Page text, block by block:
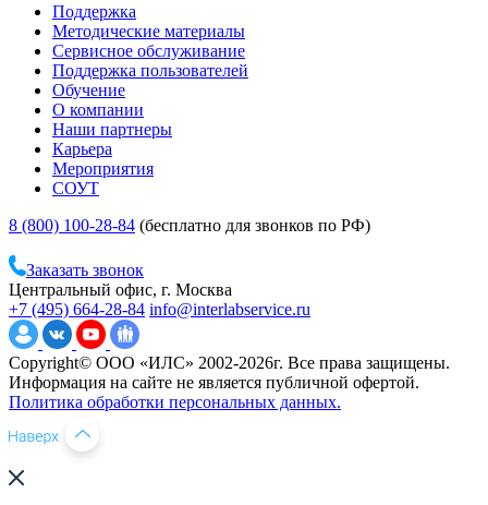
Поддержка
Методические материалы
Сервисное обслуживание
Поддержка пользователей
Обучение
О компании
Наши партнеры
Карьера
Мероприятия
СОУТ
8 (800) 100-28-84 (бесплатно для звонков по РФ)
Заказать звонок
Центральный офис, г. Москва
+7 (495) 664-28-84 info@interlabservice.ru
Copyright© ООО «ИЛС» 2002-2026г. Все права защищены.
Информация на сайте не является публичной офертой.
Политика обработки персональных данных.